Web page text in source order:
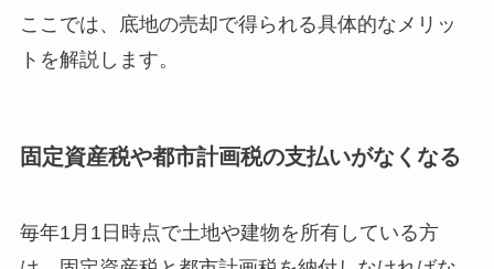
ここでは、底地の売却で得られる具体的なメリッ
トを解説します。
固定資産税や都市計画税の支払いがなくなる
毎年1月1日時点で土地や建物を所有している方